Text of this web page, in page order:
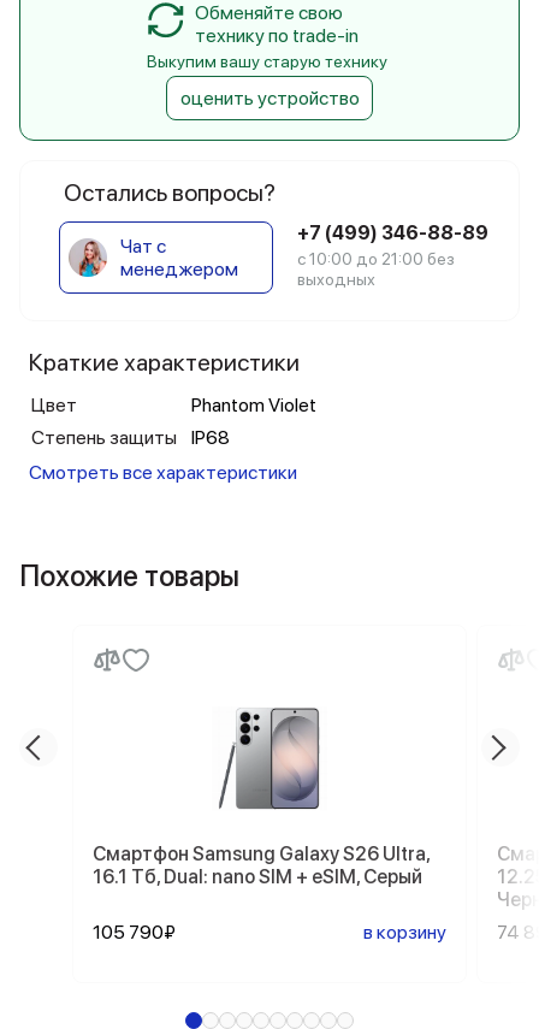
Остались вопросы?
Чат с
менеджером
+7 (499) 346-88-89
с 10:00 до 21:00 без
выходных
Краткие характеристики
Цвет
Phantom Violet
Степень защиты
IP68
Смотреть все характеристики
Обменяйте свою
технику по trade-in
Выкупим вашу старую технику
оценить устройство
Похожие товары
Смартфон Samsung Galaxy S26 Ultra,
16.1 Тб, Dual: nano SIM + eSIM, Серый
105 790₽ в корзину
74